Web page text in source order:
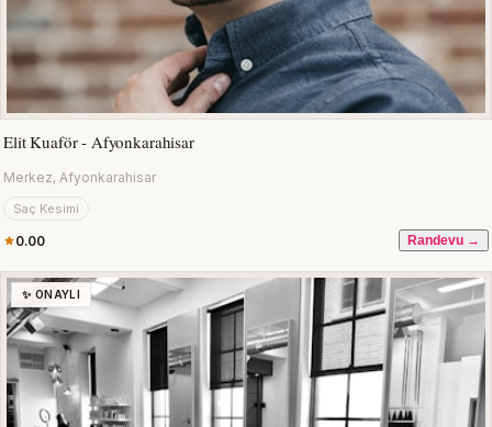
Elit Kuaför - Afyonkarahisar
Merkez, Afyonkarahisar
Saç Kesimi
0.00 Randevu →
✨ ONAYLI